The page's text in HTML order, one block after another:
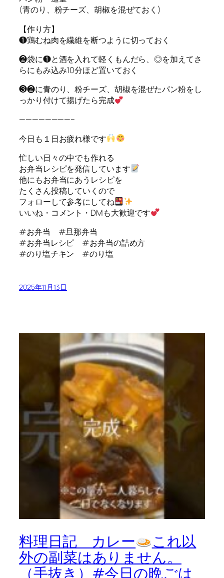
(青のり、粉チーズ、胡椒を混ぜておく)
【作り方】
❶鶏むね肉を繊維を断つように切っておく
❷袋に❶と酒を入れて軽くもんだら、◎を加えてさ
らにもみ込み10分ほど置いておく
❸❷に青のり、粉チーズ、胡椒を混ぜたパン粉をし
っかり付けて揚げたら完成
————————–
今日も１日お疲れ様です
忙しい日々の中でも作れる
お弁当レシピを発信しています
他にもお弁当にあうレシピを
たくさん投稿していくので
フォローして参考にしてね
いいね・コメント・DMも大歓迎です
#お弁当 #旦那弁当
#お弁当レシピ #お弁当の詰め方
#のり塩チキン #のり塩
2025年11月13日
料理日記 カレー
これ以
外の副菜はありません。
（手抜き）#今日の晩ごは